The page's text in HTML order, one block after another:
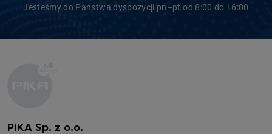
Jesteśmy do Państwa dyspozycji pn–pt od 8:00 do 16:00
PIKA Sp. z o.o.